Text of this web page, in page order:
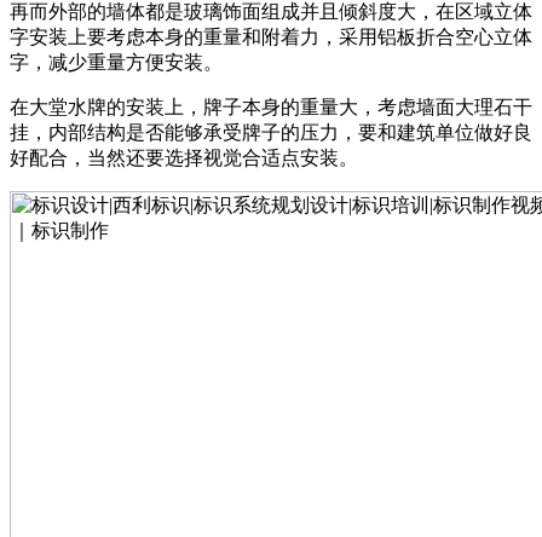
再而外部的墙体都是玻璃饰面组成并且倾斜度大，在区域立体
字安装上要考虑本身的重量和附着力，采用铝板折合空心立体
字，减少重量方便安装。
在大堂水牌的安装上，牌子本身的重量大，考虑墙面大理石干
挂，内部结构是否能够承受牌子的压力，要和建筑单位做好良
好配合，当然还要选择视觉合适点安装。